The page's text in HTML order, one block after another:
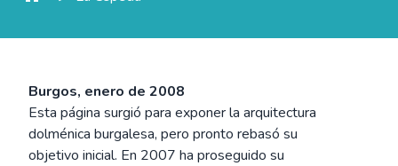
Burgos, enero de 2008
Esta página surgió para exponer la arquitectura
dolménica burgalesa, pero pronto rebasó su
objetivo inicial. En 2007 ha proseguido su